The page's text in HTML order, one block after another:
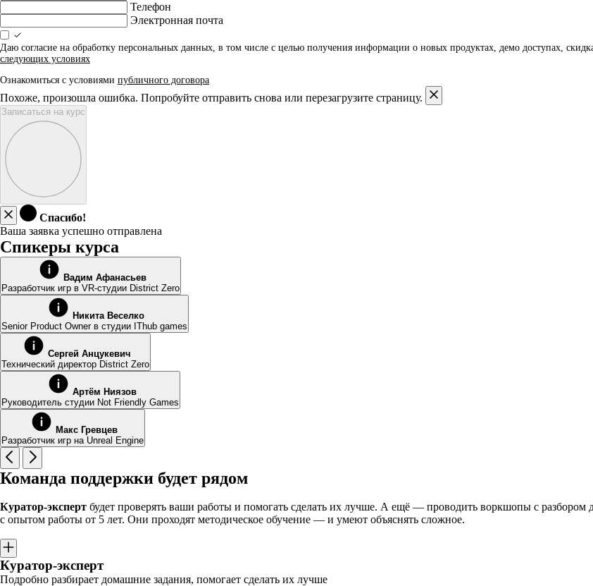
Телефон
Электронная почта
Даю согласие на обработку персональных данных, в том числе с целью получения информации о новых продуктах, демо доступах,
следующих условиях
Ознакомиться с условиями публичного договора
Похоже, произошла ошибка. Попробуйте отправить снова или перезагрузите страницу.
Записаться на курс
Спасибо!
Ваша заявка успешно отправлена
Спикеры курса
Вадим Афанасьев
Разработчик игр в VR-студии District Zero
Никита Веселко
Senior Product Owner в студии IThub games
Сергей Анцукевич
Технический директор District Zero
Артём Ниязов
Руководитель студии Not Friendly Games
Макс Гревцев
Разработчик игр на Unreal Engine
Команда поддержки будет рядом
Куратор-эксперт будет проверять ваши работы и помогать сделать их лучше. А ещё — проводить воркшопы с
с опытом работы от 5 лет. Они проходят методическое обучение — и умеют объяснять сложное.
Куратор-эксперт
Подробно разбирает домашние задания, помогает сделать их лучше